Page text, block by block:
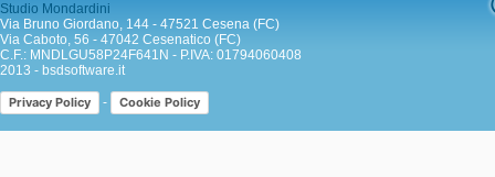
Studio Mondardini
Via Bruno Giordano, 144 - 47521 Cesena (FC)
Via Caboto, 56 - 47042 Cesenatico (FC)
C.F.: MNDLGU58P24F641N - P.IVA: 01794060408
2013 - bsdsoftware.it
Privacy Policy - Cookie Policy